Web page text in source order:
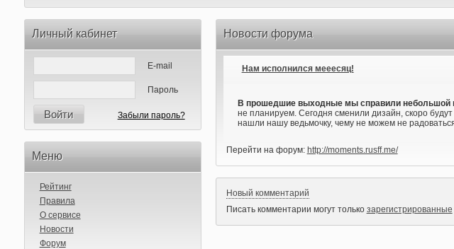
Личный кабинет
E-mail
Пароль
Войти Забыли пароль?
Меню
Рейтинг
Правила
О сервисе
Новости
Форум
Новости форума
Нам исполнился мееесяц!
В прошедшие выходные мы справили небольшой
не планируем. Сегодня сменили дизайн, скоро
нашли нашу ведьмочку, чему не можем не
Перейти на форум: http://moments.rusff.me/
Новый комментарий
Писать комментарии могут только зарегистрированные